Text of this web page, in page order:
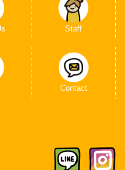
Staff
Contact